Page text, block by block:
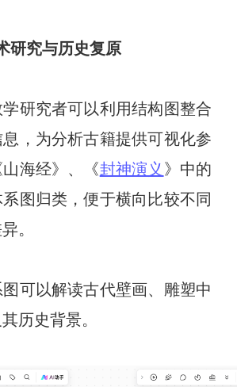
研究与历史复原
研究者可以利用结构图整合
，为分析古籍提供可视化参
海经》、《封神演义 》中的
图归类，便于横向比较不同
。
可以解读古代壁画、雕塑中
历史背景。